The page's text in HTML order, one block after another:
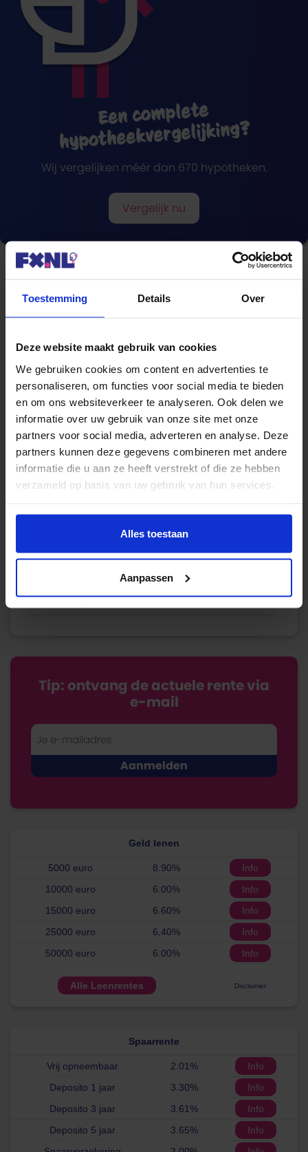
Toestemming Details Over
Deze website maakt gebruik van cookies
We gebruiken cookies om content en advertenties te
personaliseren, om functies voor social media te bieden
en om ons websiteverkeer te analyseren. Ook delen we
informatie over uw gebruik van onze site met onze
partners voor social media, adverteren en analyse. Deze
partners kunnen deze gegevens combineren met andere
informatie die u aan ze heeft verstrekt of die ze hebben
verzameld op basis van uw gebruik van hun services.
Alles toestaan
Aanpassen
Een complete
hypotheekvergelijking?
Wij vergelijken méér dan 670 hypotheken.
Vergelijk nu
Blogcategorieën
Hypotheek
Lenen
Beleggen
Sparen
Verzekeren
Economie
Bespaartips
Tip: ontvang de actuele rente via
e-mail
Geld lenen
5000 euro 8.90%
Info
10000 euro
6.00%
Info
15000 euro
6.60%
Info
25000 euro
6,40%
Info
50000 euro
6.00% Info
Alle Leenrentes Disclaimer
Spaarrente
Vrij opneembaar 2.01%
Info
Deposito 1 jaar
3.30%
Info
Deposito 3 jaar
3.61%
Info
Deposito 5 jaar
3.65%
Info